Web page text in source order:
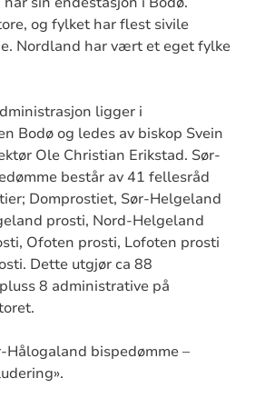
og fylket har flest sivile
Nordland har vært et eget fylke
ligger i
Bodø og ledes av biskop Svein
Ole Christian Erikstad. Sør-
består av 41 fellesråd
Domprostiet, Sør-Helgeland
prosti, Nord-Helgeland
Ofoten prosti, Lofoten prosti
Dette utgjør ca 88
8 administrative på
Hålogaland bispedømme –